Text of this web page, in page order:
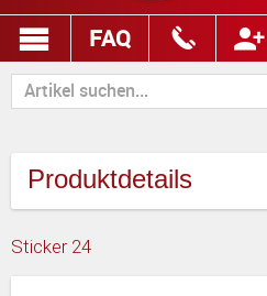
FAQ
Produktdetails
Sticker 24